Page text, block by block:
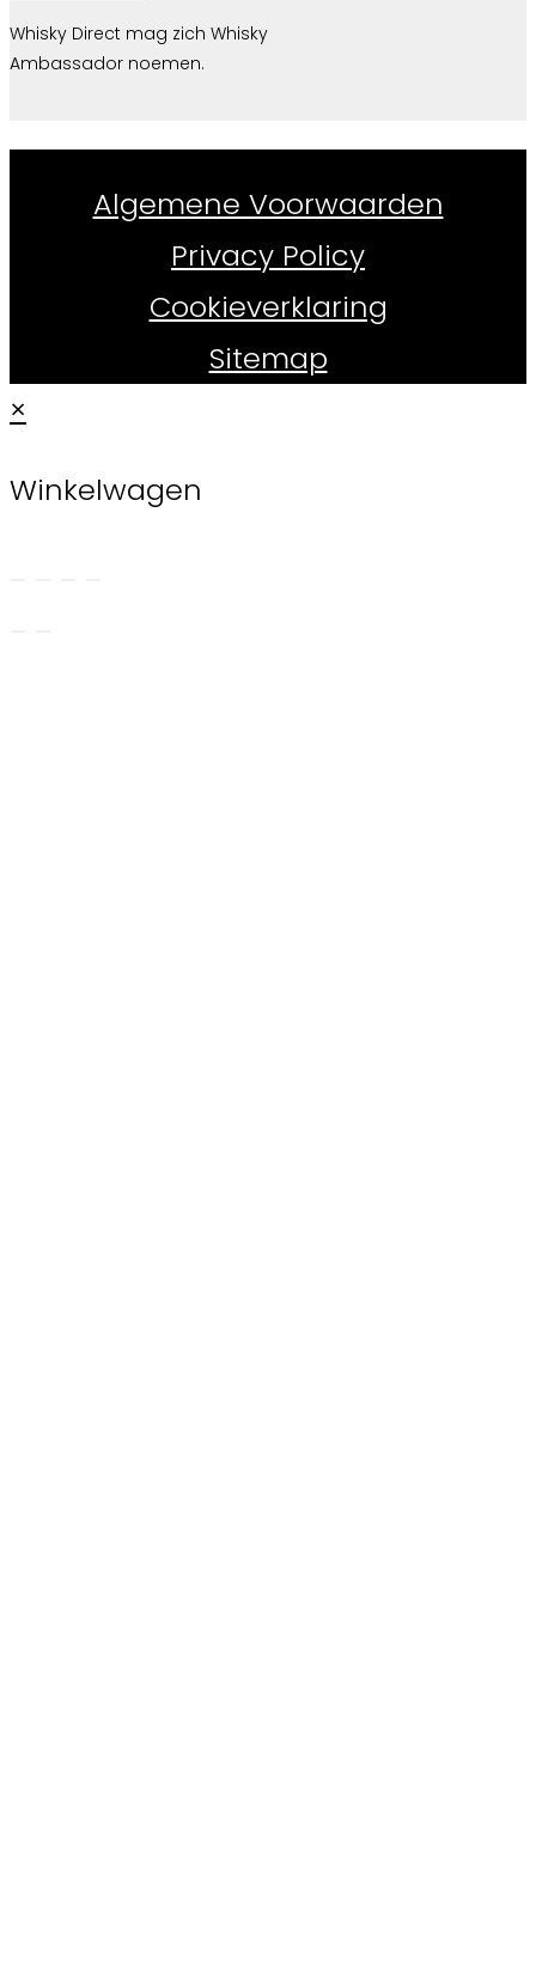
Whisky Direct mag zich Whisky
Ambassador noemen.
Algemene Voorwaarden
Privacy Policy
Cookieverklaring
Sitemap
×
Winkelwagen